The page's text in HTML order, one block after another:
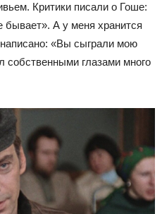
Критики писали о Гоше:
А у меня хранится
«Вы сыграли мою
собственными глазами много